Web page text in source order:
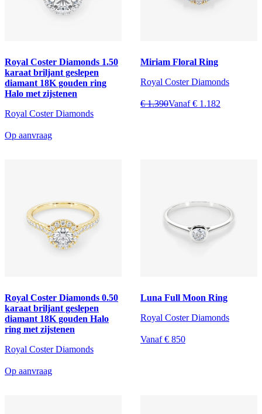
Royal Coster Diamonds 1.50
karaat briljant geslepen
diamant 18K gouden ring
Halo met zijstenen
Royal Coster Diamonds
Op aanvraag
Miriam Floral Ring
Royal Coster Diamonds
€ 1.390Vanaf € 1.182
Royal Coster Diamonds 0.50
karaat briljant geslepen
diamant 18K gouden Halo
ring met zijstenen
Royal Coster Diamonds
Op aanvraag
Luna Full Moon Ring
Royal Coster Diamonds
Vanaf € 850